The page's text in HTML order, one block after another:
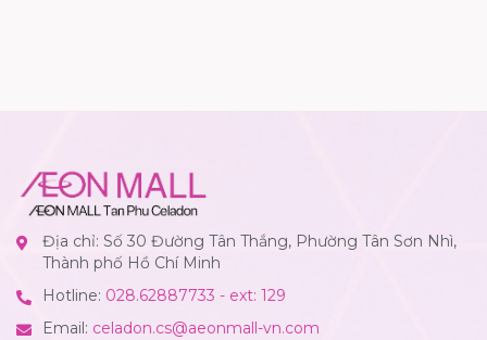
Địa chỉ: Số 30 Đường Tân Thắng, Phường Tân Sơn Nhì,
Thành phố Hồ Chí Minh
Hotline: 028.62887733 - ext: 129
Email: celadon.cs@aeonmall-vn.com